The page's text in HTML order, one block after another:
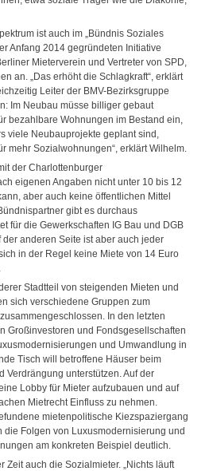
ist auch im „Bündnis Soziales
Anfang 2014 gegründeten Initiative
Mieterverein und Vertreter von SPD,
an. „Das erhöht die Schlagkraft“, erklärt
Leiter der BMV-Bezirksgruppe
Im Neubau müsse billiger gebaut
bezahlbare Wohnungen im Bestand ein,
viele Neubauprojekte geplant sind,
mehr Sozialwohnungen“, erklärt Wilhelm.
der Charlottenburger
eigenen Angaben nicht unter 10 bis 12
aber auch keine öffentlichen Mittel
gibt es durchaus
für die Gewerkschaften IG Bau und DGB
anderen Seite ist aber auch jeder
in der Regel keine Miete von 14 Euro
Stadtteil von steigenden Mieten und
sich verschiedene Gruppen zum
In den letzten
Großinvestoren und Fondsgesellschaften
und Umwandlung in
Tisch will betroffene Häuser beim
Verdrängung unterstützen. Auf der
Lobby für Mieter aufzubauen und auf
Mietrecht Einfluss zu nehmen.
mietenpolitische Kiezspaziergang
die Folgen von Luxusmodernisierung und
am konkreten Beispiel deutlich.
Zeit auch die Sozialmieter. „Nichts läuft